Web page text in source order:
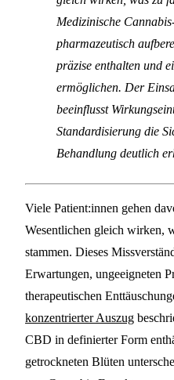
Medizinische
pharmazeutisch
präzise enthalten und
ermöglichen. Der
beeinflusst
Standardisierung die
Behandlung deutlich
Viele Patient:innen gehen
Wesentlichen gleich wirken,
stammen. Dieses
Erwartungen, ungeeigneten
therapeutischen
konzentrierter Auszug
CBD in definierter Form
getrockneten Blüten